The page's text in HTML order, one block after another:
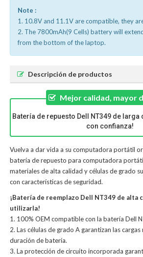
Note :
1. 10.8V and 11.1V are compatible, they
2. The 7800mAh(9 Cells) battery will
from the bottom of the laptop.
Descripción de productos
Mejor calidad, mayor
Batería de repuesto Dell NT349 de
con confianza!
Vuelva a dar vida a su computadora portátil
batería de repuesto para computadora
materiales de alta calidad y células de grado
con características de seguridad.
¡Batería de reemplazo Dell NT349 de alta
utilizarla!
1. 100% OEM compatible con la batería Dell
2. Las células de grado A garantizan las
duración de batería.
3. La protección de circuito incorporada